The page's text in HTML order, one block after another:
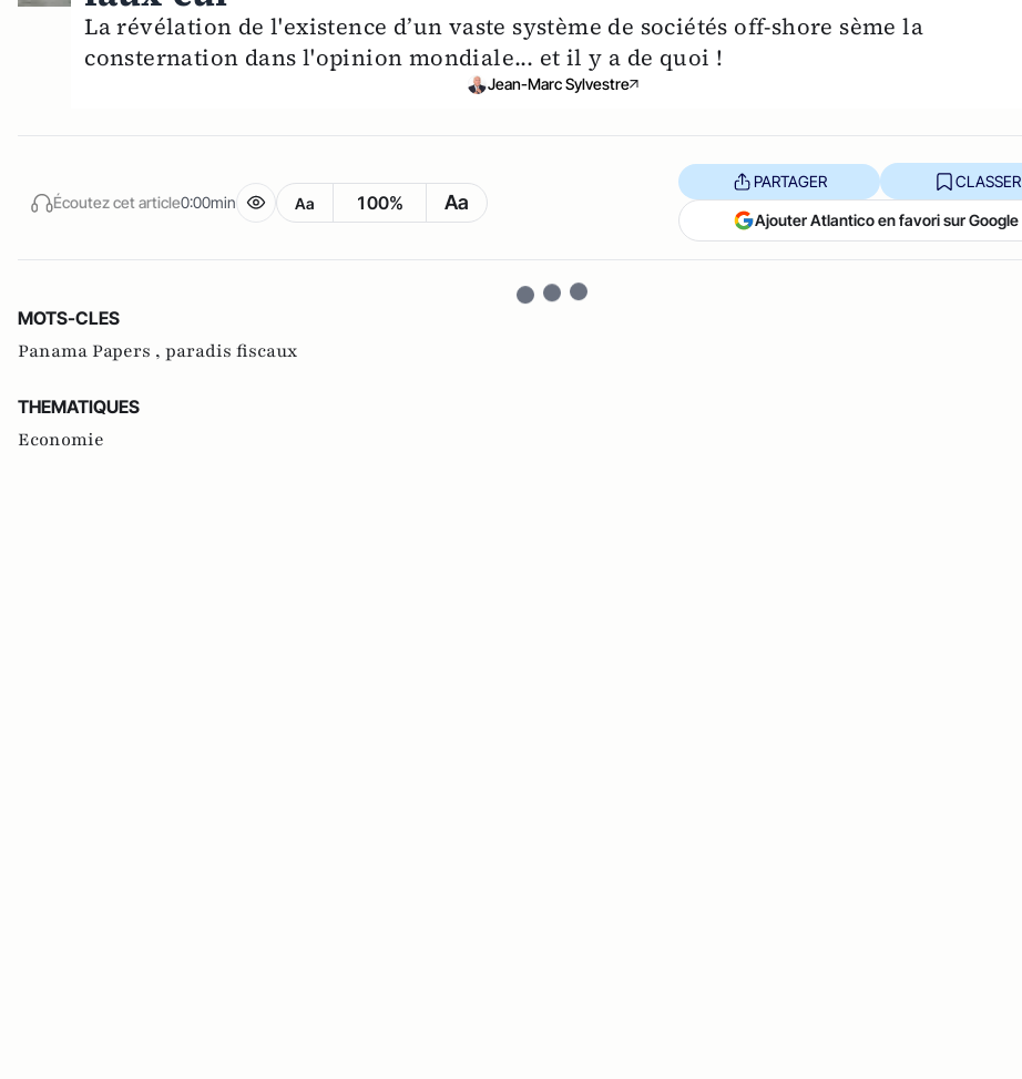
La révélation de l'existence d’un vaste système de sociétés off-shore sème la
consternation dans l'opinion mondiale... et il y a de quoi !
Jean-Marc Sylvestre
Écoutez cet article0:00min Aa 100% Aa
PARTAGER CLASSER
Ajouter Atlantico en favori sur Google
MOTS-CLES
Panama Papers , paradis fiscaux
THEMATIQUES
Economie